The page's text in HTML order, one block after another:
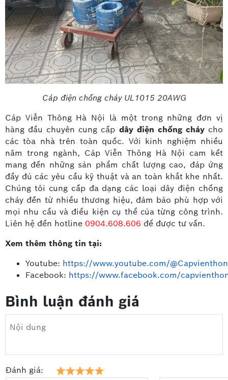
Cáp điện chống cháy UL1015 20AWG
Cáp Viễn Thông Hà Nội là một trong những đơn vị
hàng đầu chuyên cung cấp dây điện chống cháycho
các tòa nhà trên toàn quốc. Với kinh nghiệm nhiều
năm trong ngành, Cáp Viễn Thông Hà Nội cam kết
mang đến những sản phẩm chất lượng cao, đáp ứng
đầy đủ các yêu cầu kỹ thuật và an toàn khắt khe nhất.
Chúng tôi cung cấp đa dạng các loại dây điện chống
cháy đến từ nhiều thương hiệu, đảm bảo phù hợp với
mọi nhu cầu và điều kiện cụ thể của từng công trình.
Liên hệ đến hotline 0904.608.606 để được tư vấn.
Xem thêm thông tin tại:
Youtube: https://www.youtube.com/
Facebook: https://www.facebook.com/
Bình luận đánh giá
Đánh giá: